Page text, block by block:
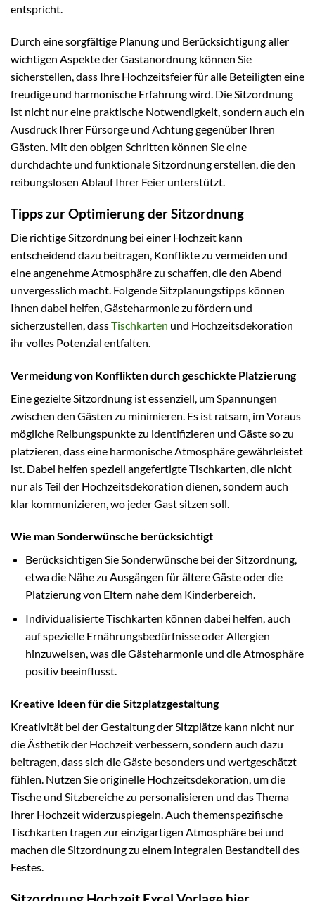
entspricht.
Durch eine sorgfältige Planung und Berücksichtigung aller
wichtigen Aspekte der Gastanordnung können Sie
sicherstellen, dass Ihre Hochzeitsfeier für alle Beteiligten eine
freudige und harmonische Erfahrung wird. Die Sitzordnung
ist nicht nur eine praktische Notwendigkeit, sondern auch ein
Ausdruck Ihrer Fürsorge und Achtung gegenüber Ihren
Gästen. Mit den obigen Schritten können Sie eine
durchdachte und funktionale Sitzordnung erstellen, die den
reibungslosen Ablauf Ihrer Feier unterstützt.
Tipps zur Optimierung der Sitzordnung
Die richtige Sitzordnung bei einer Hochzeit kann
entscheidend dazu beitragen, Konflikte zu vermeiden und
eine angenehme Atmosphäre zu schaffen, die den Abend
unvergesslich macht. Folgende Sitzplanungstipps können
Ihnen dabei helfen, Gästeharmonie zu fördern und
sicherzustellen, dassTischkarten und Hochzeitsdekoration
ihr volles Potenzial entfalten.
Vermeidung von Konflikten durch geschickte Platzierung
Eine gezielte Sitzordnung ist essenziell, um Spannungen
zwischen den Gästen zu minimieren. Es ist ratsam, im Voraus
mögliche Reibungspunkte zu identifizieren und Gäste so zu
platzieren, dass eine harmonische Atmosphäre gewährleistet
ist. Dabei helfen speziell angefertigte Tischkarten, die nicht
nur als Teil der Hochzeitsdekoration dienen, sondern auch
klar kommunizieren, wo jeder Gast sitzen soll.
Wie man Sonderwünsche berücksichtigt
Berücksichtigen Sie Sonderwünsche bei der Sitzordnung,
etwa die Nähe zu Ausgängen für ältere Gäste oder die
Platzierung von Eltern nahe dem Kinderbereich.
Individualisierte Tischkarten können dabei helfen, auch
auf spezielle Ernährungsbedürfnisse oder Allergien
hinzuweisen, was die Gästeharmonie und die Atmosphäre
positiv beeinflusst.
Kreative Ideen für die Sitzplatzgestaltung
Kreativität bei der Gestaltung der Sitzplätze kann nicht nur
die Ästhetik der Hochzeit verbessern, sondern auch dazu
beitragen, dass sich die Gäste besonders und wertgeschätzt
fühlen. Nutzen Sie originelle Hochzeitsdekoration, um die
Tische und Sitzbereiche zu personalisieren und das Thema
Ihrer Hochzeit widerzuspiegeln. Auch themenspezifische
Tischkarten tragen zur einzigartigen Atmosphäre bei und
machen die Sitzordnung zu einem integralen Bestandteil des
Festes.